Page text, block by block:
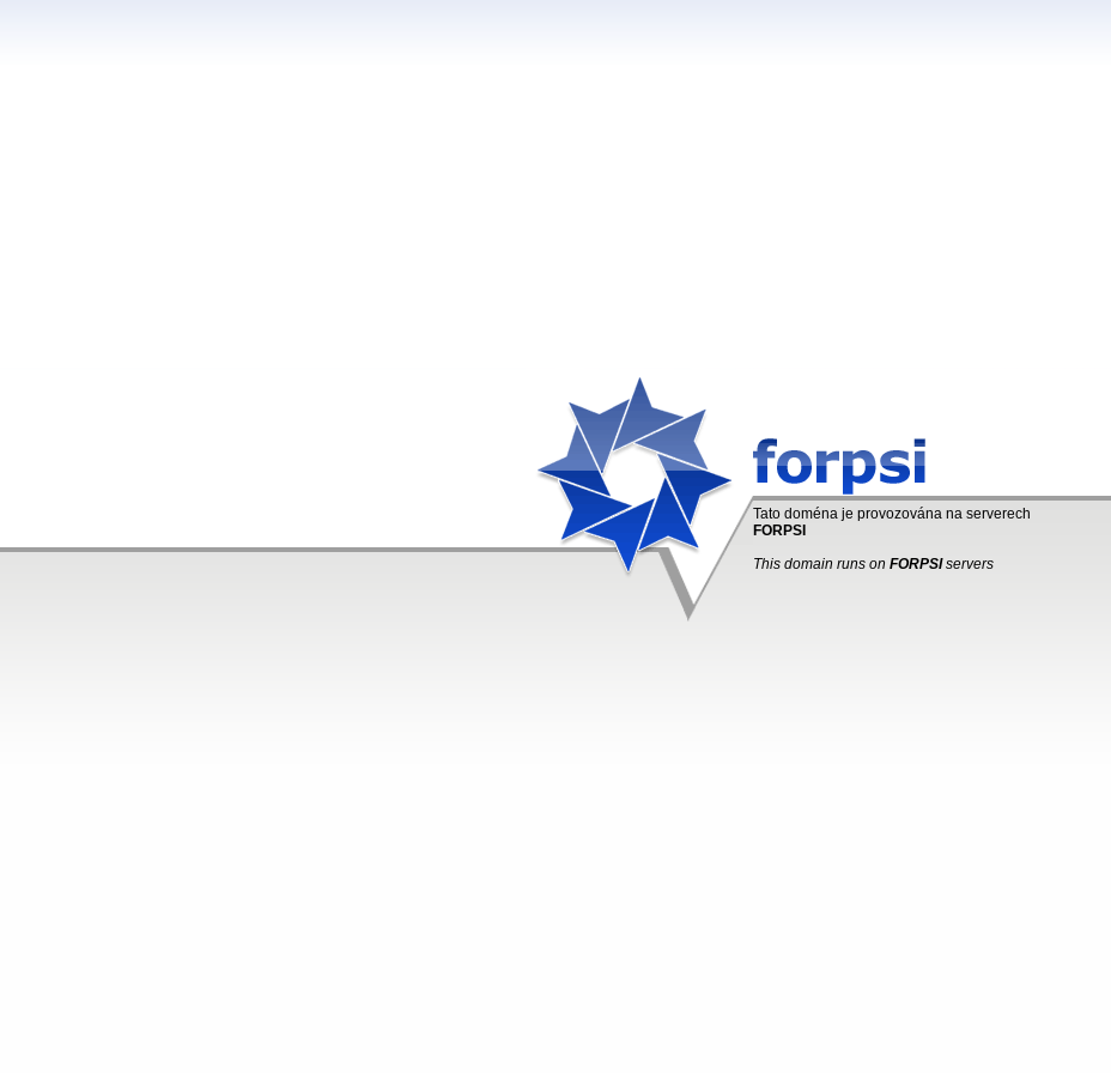
Tato doména je provozována na serverech
FORPSI
This domain runs on FORPSIservers